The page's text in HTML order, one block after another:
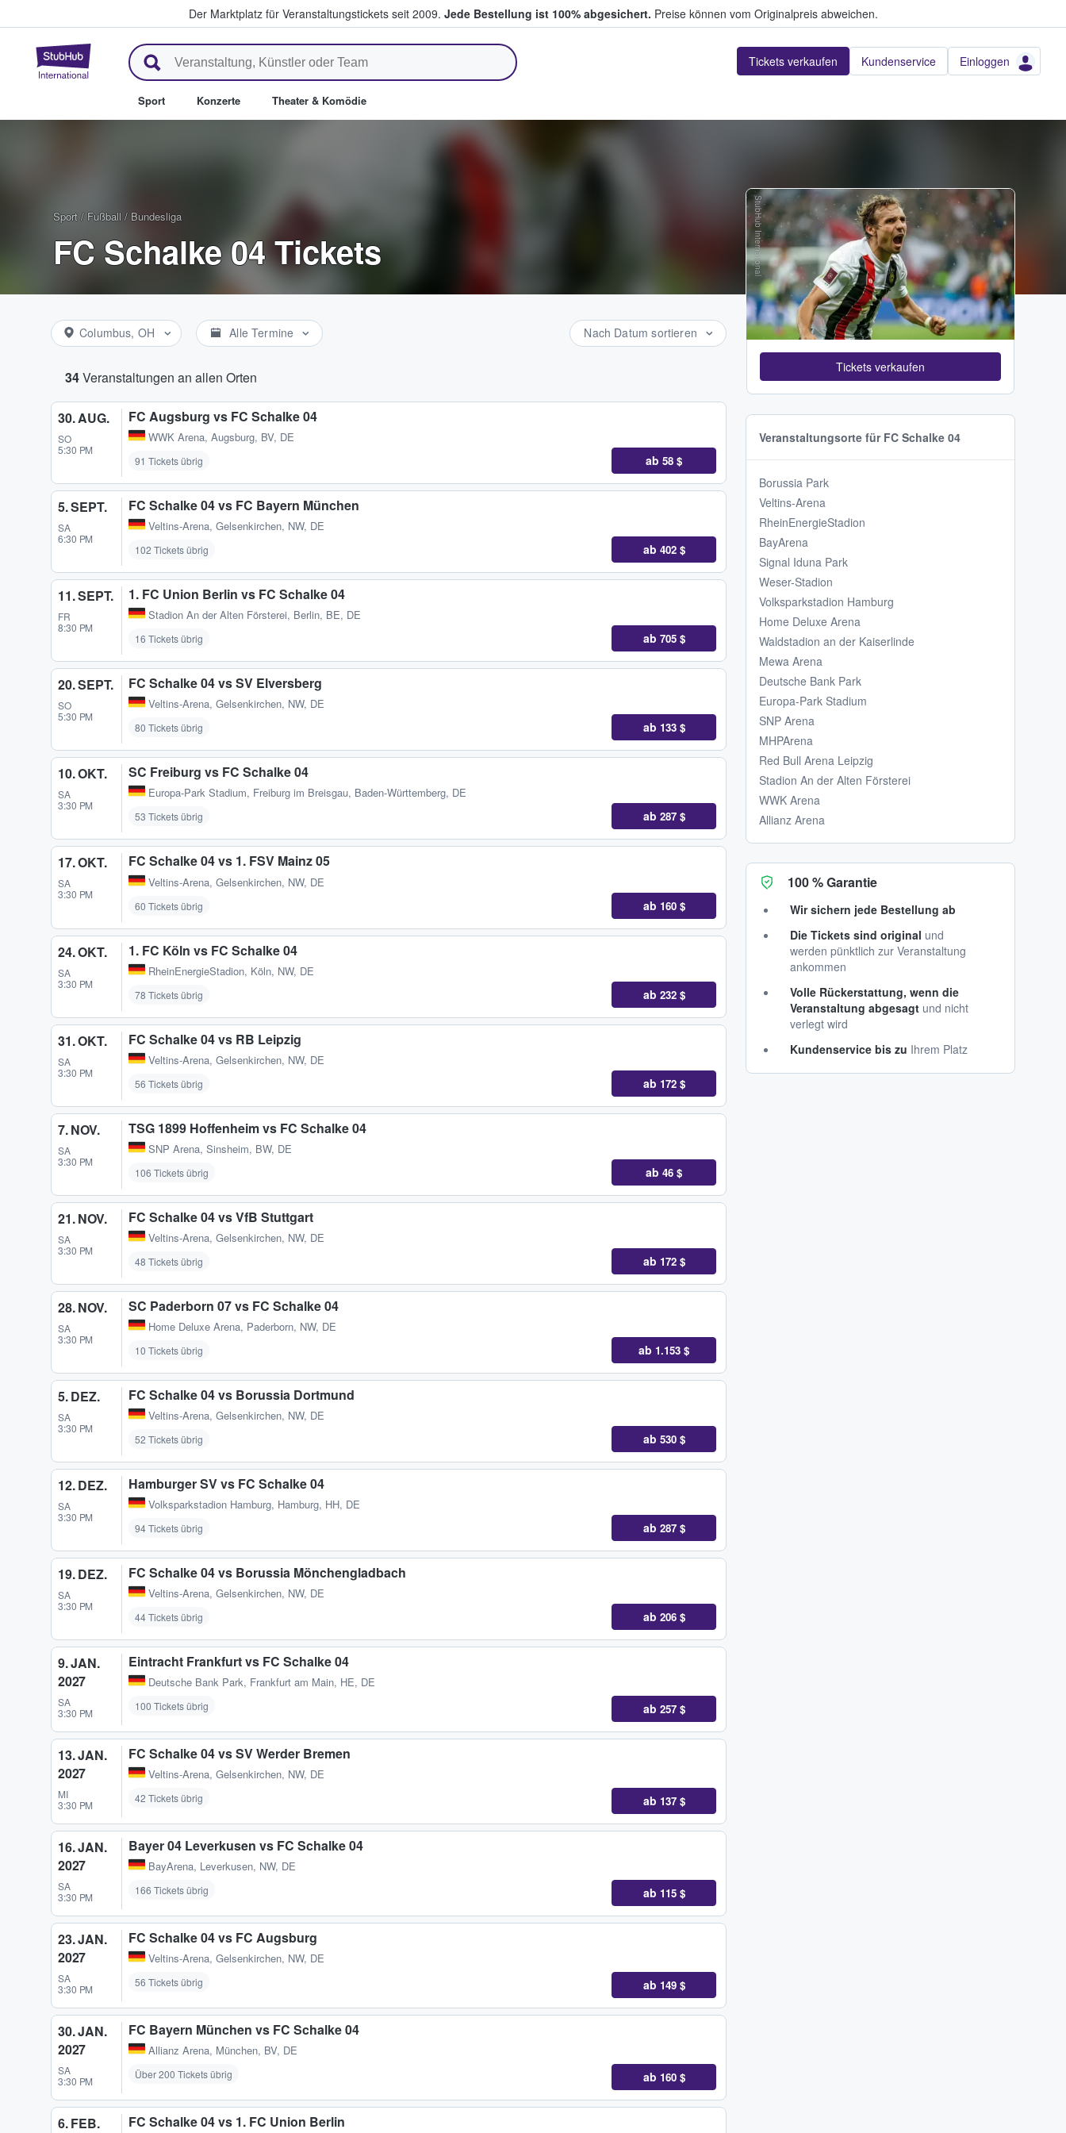
Der Marktplatz für Veranstaltungstickets seit 2009. Jede Bestellung ist 100% abgesichert. Preise können vom Originalpreis abweichen.
StubHub - Wo Fans Tickets kaufen & verkaufen Tickets verkaufen Kundenservice Einloggen
Sport Konzerte Theater & Komödie
Sport / Fußball / Bundesliga
FC Schalke 04 Tickets
Columbus, OH Alle Termine Nach Datum sortieren
34Veranstaltungen an allen Orten
30. AUG.
SO
5:30 PM
FC Augsburg vs FC Schalke 04
WWK Arena, Augsburg, BV, DE
91 Tickets übrig ab 58 $
5. SEPT.
SA
6:30 PM
FC Schalke 04 vs FC Bayern München
Veltins-Arena, Gelsenkirchen, NW, DE
102 Tickets übrig ab 402 $
11. SEPT.
FR
8:30 PM
1. FC Union Berlin vs FC Schalke 04
Stadion An der Alten Försterei, Berlin, BE, DE
16 Tickets übrig ab 705 $
20. SEPT.
SO
5:30 PM
FC Schalke 04 vs SV Elversberg
Veltins-Arena, Gelsenkirchen, NW, DE
80 Tickets übrig ab 133 $
10. OKT.
SA
3:30 PM
SC Freiburg vs FC Schalke 04
Europa-Park Stadium, Freiburg im Breisgau, Baden-Württemberg, DE
53 Tickets übrig ab 287 $
17. OKT.
SA
3:30 PM
FC Schalke 04 vs 1. FSV Mainz 05
Veltins-Arena, Gelsenkirchen, NW, DE
60 Tickets übrig ab 160 $
24. OKT.
SA
3:30 PM
1. FC Köln vs FC Schalke 04
RheinEnergieStadion, Köln, NW, DE
78 Tickets übrig ab 232 $
31. OKT.
SA
3:30 PM
FC Schalke 04 vs RB Leipzig
Veltins-Arena, Gelsenkirchen, NW, DE
56 Tickets übrig ab 172 $
7. NOV.
SA
3:30 PM
TSG 1899 Hoffenheim vs FC Schalke 04
SNP Arena, Sinsheim, BW, DE
106 Tickets übrig ab 46 $
21. NOV.
SA
3:30 PM
FC Schalke 04 vs VfB Stuttgart
Veltins-Arena, Gelsenkirchen, NW, DE
48 Tickets übrig ab 172 $
28. NOV.
SA
3:30 PM
SC Paderborn 07 vs FC Schalke 04
Home Deluxe Arena, Paderborn, NW, DE
10 Tickets übrig ab 1.153 $
5. DEZ.
SA
3:30 PM
FC Schalke 04 vs Borussia Dortmund
Veltins-Arena, Gelsenkirchen, NW, DE
52 Tickets übrig ab 530 $
12. DEZ.
SA
3:30 PM
Hamburger SV vs FC Schalke 04
Volksparkstadion Hamburg, Hamburg, HH, DE
94 Tickets übrig ab 287 $
19. DEZ.
SA
3:30 PM
FC Schalke 04 vs Borussia Mönchengladbach
Veltins-Arena, Gelsenkirchen, NW, DE
44 Tickets übrig ab 206 $
9. JAN.
2027
SA
3:30 PM
Eintracht Frankfurt vs FC Schalke 04
Deutsche Bank Park, Frankfurt am Main, HE, DE
100 Tickets übrig ab 257 $
13. JAN.
2027
MI
3:30 PM
FC Schalke 04 vs SV Werder Bremen
Veltins-Arena, Gelsenkirchen, NW, DE
42 Tickets übrig ab 137 $
16. JAN.
2027
SA
3:30 PM
Bayer 04 Leverkusen vs FC Schalke 04
BayArena, Leverkusen, NW, DE
166 Tickets übrig ab 115 $
23. JAN.
2027
SA
3:30 PM
FC Schalke 04 vs FC Augsburg
Veltins-Arena, Gelsenkirchen, NW, DE
56 Tickets übrig ab 149 $
30. JAN.
2027
SA
3:30 PM
FC Bayern München vs FC Schalke 04
Allianz Arena, München, BV, DE
Über 200 Tickets übrig ab 160 $
6. FEB.
FC Schalke 04 vs 1. FC Union Berlin
StubHub International
Tickets verkaufen
Veranstaltungsorte für FC Schalke 04
Borussia Park
Veltins-Arena
RheinEnergieStadion
BayArena
Signal Iduna Park
Weser-Stadion
Volksparkstadion Hamburg
Home Deluxe Arena
Waldstadion an der Kaiserlinde
Mewa Arena
Deutsche Bank Park
Europa-Park Stadium
SNP Arena
MHPArena
Red Bull Arena Leipzig
Stadion An der Alten Försterei
WWK Arena
Allianz Arena
100 % Garantie
Wir sichern jede Bestellung ab
Die Tickets sind original und
werden pünktlich zur Veranstaltung
ankommen
Volle Rückerstattung, wenn die
Veranstaltung abgesagt und nicht
verlegt wird
Kundenservice bis zu Ihrem Platz